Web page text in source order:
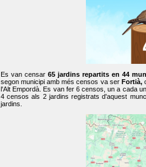
Es van censar65 jardins repartits en 44
segon municipi amb més censos va ser Fortià,
l'Alt Empordà. Es van fer 6 censos, un a cada
4 censos als 2 jardins registrats d'aquest
jardins.